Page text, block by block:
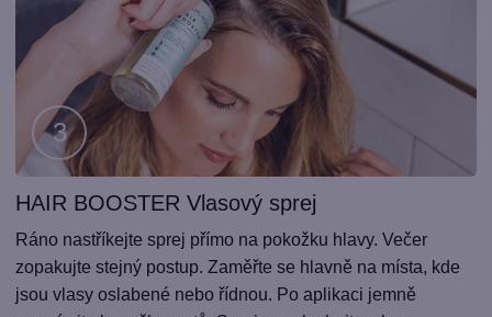
Krok
2
HAIR BOOSTER Vlasový sprej
Ráno nastříkejte sprej přímo na pokožku hlavy. Večer
zopakujte stejný postup. Zaměřte se hlavně na místa, kde
jsou vlasy oslabené nebo řídnou. Po aplikaci jemně